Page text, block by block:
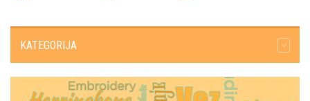
KATEGORIJA